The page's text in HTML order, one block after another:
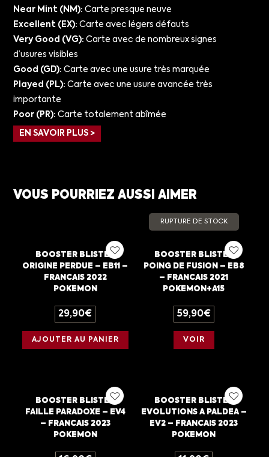
Near Mint (NM): Carte presque neuve
Excellent (EX): Carte avec légers défauts
Very Good (VG): Carte avec de nombreux signes
d’usures visibles
Good (GD): Carte avec une usure très marquée
Played (PL): Carte avec une usure avancée très
importante
Poor (PR): Carte totalement abîmée
EN SAVOIR PLUS >
VOUS POURRIEZ AUSSI AIMER
BOOSTER BLISTER
ORIGINE PERDUE – EB11 –
FRANCAIS 2022
POKEMON
29,90€
AJOUTER AU PANIER
RUPTURE DE STOCK
BOOSTER BLISTER
POING DE FUSION – EB8
– FRANCAIS 2021
POKEMON+A15
59,90€
VOIR
BOOSTER BLISTER
FAILLE PARADOXE – EV4
– FRANCAIS 2023
POKEMON
BOOSTER BLISTER
EVOLUTIONS A PALDEA –
EV2 – FRANCAIS 2023
POKEMON